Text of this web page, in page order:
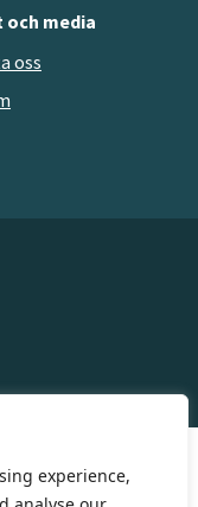
experience,
media
oss